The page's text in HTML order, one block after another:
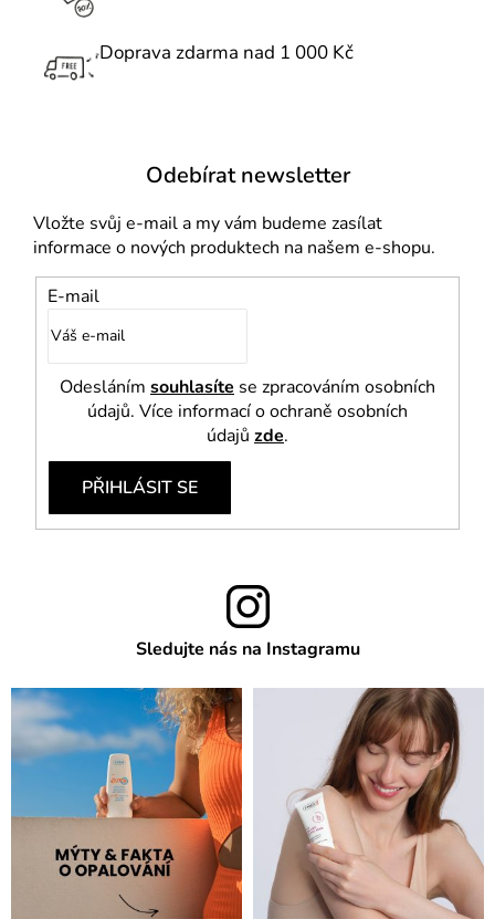
y
i
s
u
Doprava zdarma nad 1 000 Kč
Odebírat newsletter
Vložte svůj e-mail a my vám budeme zasílat
informace o nových produktech na našem e-shopu.
E-mail
Odesláním souhlasíte se zpracováním osobních
údajů. Více informací o ochraně osobních
údajů zde.
PŘIHLÁSIT SE
Sledujte nás na Instagramu